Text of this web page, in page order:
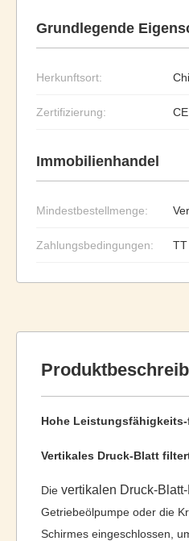
Grundlegende
Herkunftsort:
Zertifizierung:
Immobilienhandel
Mindestbestellmenge:
Zahlungsbedingungen: TT
Hohe
Vertikales Druck-Blatt
Die vertikalen Druck-
Getriebeölpumpe oder die
Schirmes eingeschlossen,